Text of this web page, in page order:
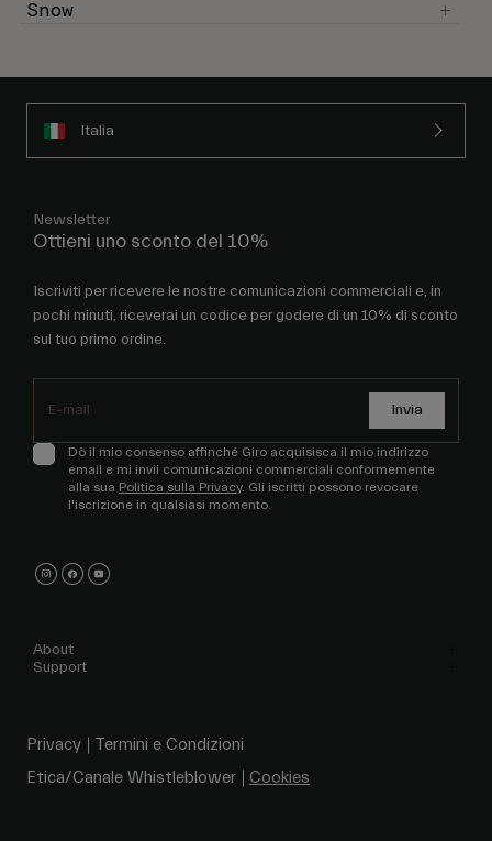
Snow
Italia
Newsletter
Ottieni uno sconto del 10%
Iscriviti per ricevere le nostre comunicazioni commerciali e, in
pochi minuti, riceverai un codice per godere di un 10% di sconto
sul tuo primo ordine.
Invia
Dò il mio consenso affinché Giro acquisisca il mio indirizzo
email e mi invii comunicazioni commerciali conformemente
alla sua Politica sulla Privacy. Gli iscritti possono revocare
l'iscrizione in qualsiasi momento.
About
Support
Privacy
Termini e Condizioni
Etica/Canale Whistleblower
Cookies